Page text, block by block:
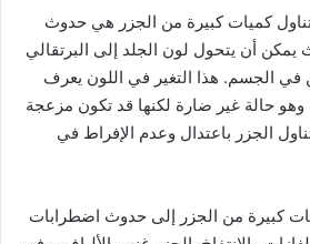
كميات كبيرة من الجزر هي حدوث
أن يتحول لون الجلد إلى البرتقالي
في الجسم. هذا التغير في اللون يعرف
وهو حالة غير ضارة لكنها قد تكون مزعجة
الجزر باعتدال وعدم الإفراط في
كبيرة من الجزر إلى حدوث اضطرابات